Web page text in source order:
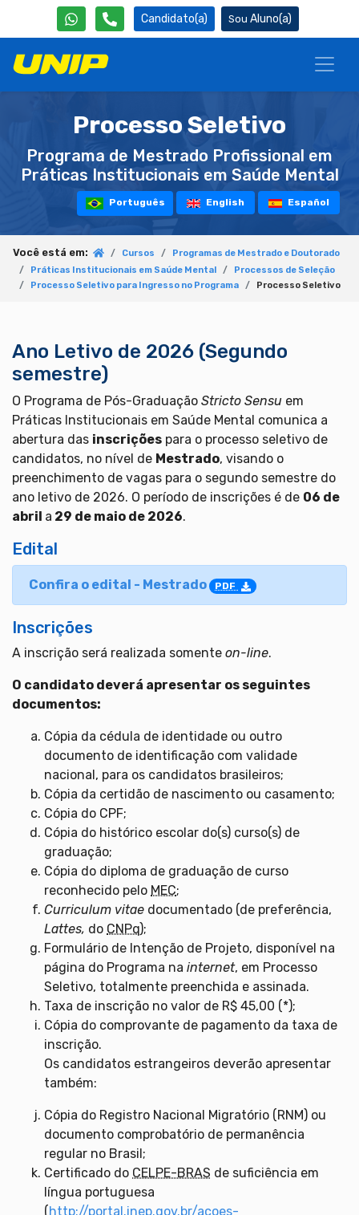
Candidato(a) Aluno(a)
Processo Seletivo
Programa de Mestrado Profissional em
Práticas Institucionais em Saúde Mental
Português English Español
Você está em: Cursos
Programas de Mestrado e Doutorado
Práticas Institucionais em Saúde Mental
Processos de Seleção
Processo Seletivo para Ingresso no Programa
Processo Seletivo
Ano Letivo de 2026 (Segundo
semestre)
O Programa de Pós-Graduação Stricto Sensu em
Práticas Institucionais em Saúde Mental comunica a
abertura das inscrições para o processo seletivo de
candidatos, no nível de Mestrado, visando o
preenchimento de vagas para o segundo semestre do
ano letivo de 2026. O período de inscrições é de 06 de
abril a 29 de maio de 2026.
Edital
Confira o edital - Mestrado PDF
Inscrições
A inscrição será realizada somente on-line.
O candidato deverá apresentar os seguintes
documentos:
Cópia da cédula de identidade ou outro
documento de identificação com validade
nacional, para os candidatos brasileiros;
Cópia da certidão de nascimento ou casamento;
Cópia do CPF;
Cópia do histórico escolar do(s) curso(s) de
graduação;
Cópia do diploma de graduação de curso
reconhecido pelo MEC;
Curriculum vitae documentado (de preferência,
Lattes, do CNPq);
Formulário de Intenção de Projeto, disponível na
página do Programa na internet, em Processo
Seletivo, totalmente preenchida e assinada.
Taxa de inscrição no valor de R$ 45,00 (*);
Cópia do comprovante de pagamento da taxa de
inscrição.
Os candidatos estrangeiros deverão apresentar
também:
Cópia do Registro Nacional Migratório (RNM) ou
documento comprobatório de permanência
regular no Brasil;
Certificado do CELPE-BRAS de suficiência em
língua portuguesa
( http://portal.inep.gov.br/acoes-